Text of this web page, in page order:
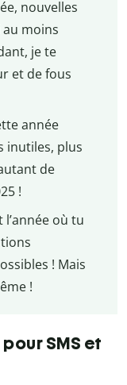
nouvelles
moins
je te
et de fous
année
inutiles, plus
de
!
l’année où tu
! Mais
!
SMS et